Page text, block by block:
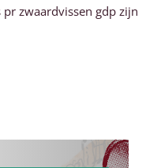
zwaardvissen gdp zijn